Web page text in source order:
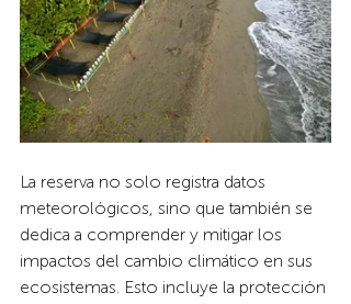
La reserva no solo registra datos
meteorológicos, sino que también se
dedica a comprender y mitigar los
impactos del cambio climático en sus
ecosistemas. Esto incluye la protección